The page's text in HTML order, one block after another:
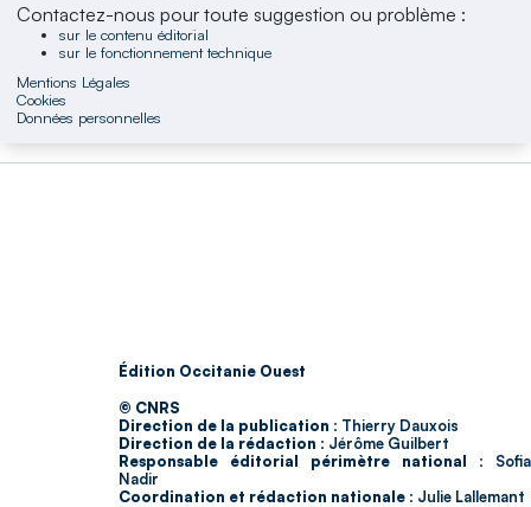
Contactez-nous pour toute suggestion ou problème :
sur le contenu éditorial
sur le fonctionnement technique
Mentions Légales
Cookies
Données personnelles
Édition Occitanie Ouest
© CNRS
Direction de la publication : Thierry Dauxois
Direction de la rédaction : Jérôme Guilbert
Responsable éditorial périmètre national : Sofia
Nadir
Coordination et rédaction nationale : Julie Lallemant